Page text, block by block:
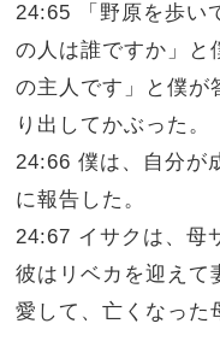
24:65 「野原を歩い
の人は誰ですか」と
の主人です」と僕が
り出してかぶった。
24:66 僕は、自分が
に報告した。
24:67 イサクは、母
彼はリベカを迎えて
愛して、亡くなった